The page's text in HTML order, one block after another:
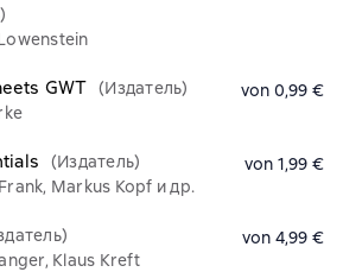
GWT (Издатель)
von 0,99 €
(Издатель)
Markus Kopf и др.
von 1,99 €
Klaus Kreft
von 4,99 €